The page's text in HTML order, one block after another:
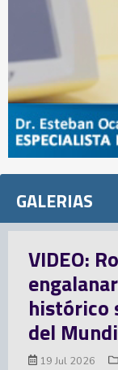
GALERIAS
luego de
15 Jul 2026
Argentina